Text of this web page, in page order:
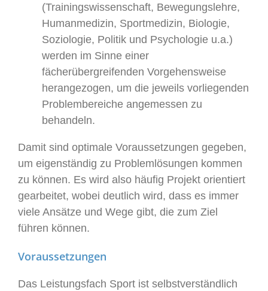
(Trainingswissenschaft, Bewegungslehre,
Humanmedizin, Sportmedizin, Biologie,
Soziologie, Politik und Psychologie u.a.)
werden im Sinne einer
fächerübergreifenden Vorgehensweise
herangezogen, um die jeweils vorliegenden
Problembereiche angemessen zu
behandeln.
Damit sind optimale Voraussetzungen gegeben,
um eigenständig zu Problemlösungen kommen
zu können. Es wird also häufig Projekt orientiert
gearbeitet, wobei deutlich wird, dass es immer
viele Ansätze und Wege gibt, die zum Ziel
führen können.
Voraussetzungen
Das Leistungsfach Sport ist selbstverständlich